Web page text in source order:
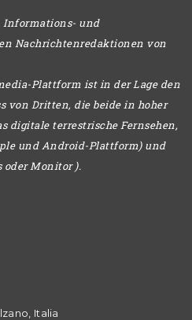
Informations- und
Nachrichtenredaktionen von
Plattform ist in der Lage den
von Dritten, die beide in hoher
digitale terrestrische Fernsehen,
und Android-Plattform) und
oder Monitor ).
Italia